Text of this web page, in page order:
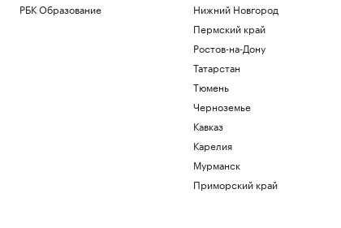
РБК Образование
Нижний Новгород
Пермский край
Ростов-на-Дону
Татарстан
Тюмень
Черноземье
Кавказ
Карелия
Мурманск
Приморский край